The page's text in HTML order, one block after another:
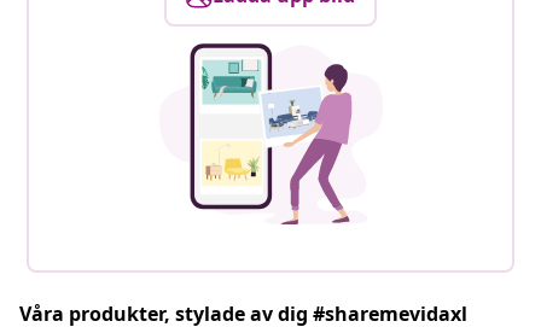
Våra produkter, stylade av dig #sharemevidaxl